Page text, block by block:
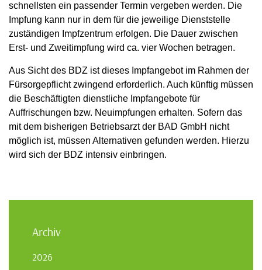
schnellsten ein passender Termin vergeben werden. Die
Impfung kann nur in dem für die jeweilige Dienststelle
zuständigen Impfzentrum erfolgen. Die Dauer zwischen
Erst- und Zweitimpfung wird ca. vier Wochen betragen.
Aus Sicht des BDZ ist dieses Impfangebot im Rahmen der
Fürsorgepflicht zwingend erforderlich. Auch künftig müssen
die Beschäftigten dienstliche Impfangebote für
Auffrischungen bzw. Neuimpfungen erhalten. Sofern das
mit dem bisherigen Betriebsarzt der BAD GmbH nicht
möglich ist, müssen Alternativen gefunden werden. Hierzu
wird sich der BDZ intensiv einbringen.
Archiv
2026